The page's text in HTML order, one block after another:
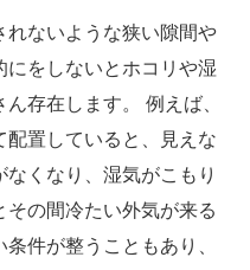
れないような狭い隙間や
をしないとホコリや湿
存在します。 例えば、
配置していると、見えな
くなり、湿気がこもり
の間冷たい外気が来る
件が整うこともあり、